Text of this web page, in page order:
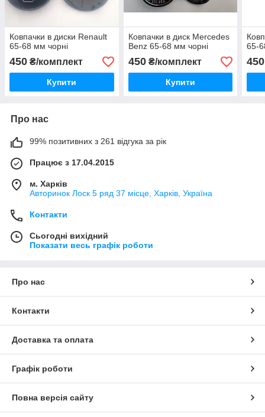
Ковпачки в диски Renault
65-68 мм чорні
450 ₴/комплект
Купити
Ковпачки в диск Mercedes
Benz 65-68 мм чорні
450₴/комплект
Купити
65-
450
Про нас
99% позитивних з 261 відгука за рік
Працює з 17.04.2015
м. Харків
Авторинок Лоск 5 ряд 37 місце, Харків, Україна
Контакти
Сьогодні вихідний
Показати весь графік роботи
Про нас
Контакти
Доставка та оплата
Графік роботи
Повна версія сайту